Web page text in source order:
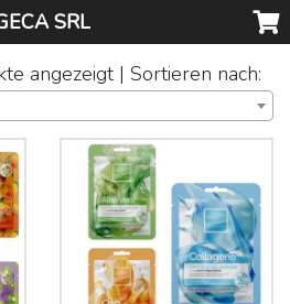
SRL
angezeigt | Sortieren nach: